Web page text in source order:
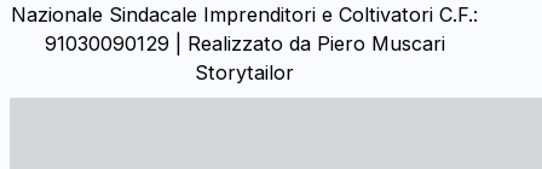
Nazionale Sindacale Imprenditori e Coltivatori C.F.:
91030090129 | Realizzato da Piero Muscari
Storytailor